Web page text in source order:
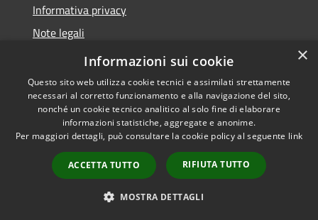
Informativa privacy
Note legali
Dichiarazione di accessibilità
Accessibilità
Copyright © 2026 • Comune di
Ferentino • Powered by
Municipium•
Accesso
redazione
×
Informazioni sui cookie
Questo sito web utilizza cookie tecnici e assimilati strettamente
necessari al corretto funzionamento e alla navigazione del sito,
nonché un cookie tecnico analitico al solo fine di elaborare
informazioni statistiche, aggregate e anonime.
Per maggiori dettagli, può consultare la cookie policy al seguente link
ACCETTA TUTTO RIFIUTA TUTTO
MOSTRA DETTAGLI